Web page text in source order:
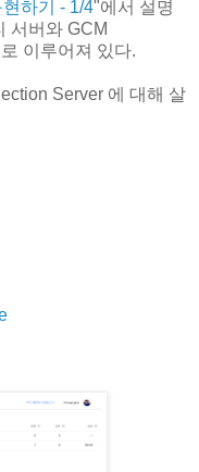
하기 - 1/4"에서 설명
서버와 GCM
이루어져 있다.
Server 에 대해 살